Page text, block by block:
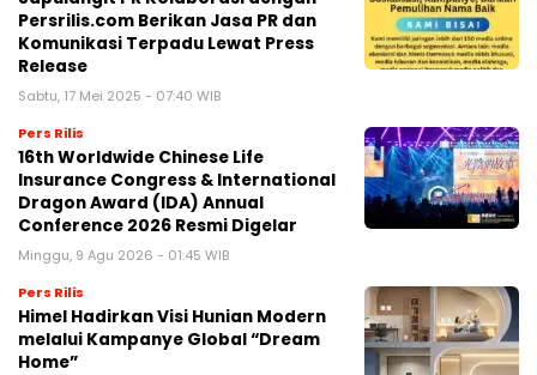
Persrilis.com Berikan Jasa PR dan
Komunikasi Terpadu Lewat Press
Release
Sabtu, 17 Mei 2025 - 07:40 WIB
Pers Rilis
16th Worldwide Chinese Life
Insurance Congress & International
Dragon Award (IDA) Annual
Conference 2026 Resmi Digelar
Minggu, 9 Agu 2026 - 01:45 WIB
Pers Rilis
Himel Hadirkan Visi Hunian Modern
melalui Kampanye Global “Dream
Home”